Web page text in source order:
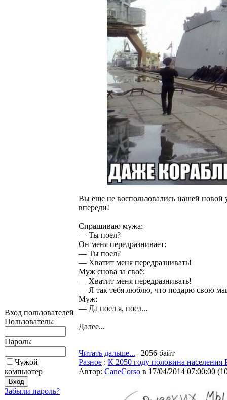
Вход пользователей
Пользователь:
Пароль:
Чужой
компьютер
Забыли пароль?
Вы еще не воспользовались нашей новой
впереди!
Спрашиваю мужа:
— Ты поел?
Он меня передразнивает:
— Ты поел?
— Хватит меня передразнивать!
Муж снова за своё:
— Хватит меня передразнивать!
— Я так тебя люблю, что подарю свою
Муж:
— Да поел я, поел...
Далее...
Читать дальше... | 2056 байт
Разное : К 2050 году половина населения
Автор: CaneCorso в 17/04/2014 07:00:00 (